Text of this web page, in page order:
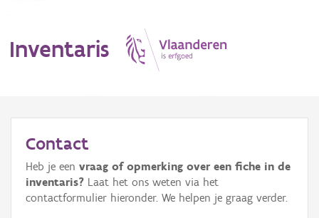
Inventaris
Erfgoedobject
Aanduidingsobject
Contact
Heb je een vraag of opmerking over een fiche in de
inventaris? Laat het ons weten via het
contactformulier hieronder. We helpen je graag verder.